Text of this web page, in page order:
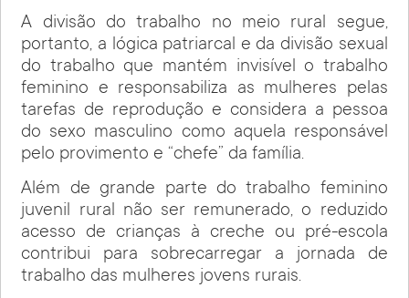
A divisão do trabalho no meio rural segue,
portanto, a lógica patriarcal e da divisão sexual
do trabalho que mantém invisível o trabalho
feminino e responsabiliza as mulheres pelas
tarefas de reprodução e considera a pessoa
do sexo masculino como aquela responsável
pelo provimento e “chefe” da família.
Além de grande parte do trabalho feminino
juvenil rural não ser remunerado, o reduzido
acesso de crianças à creche ou pré-escola
contribui para sobrecarregar a jornada de
trabalho das mulheres jovens rurais.